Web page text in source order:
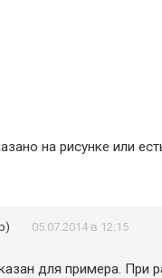
на рисунке или
05.07.2014 в 12:15
для примера. При